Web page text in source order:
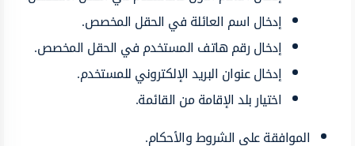
إدخال اسم العائلة في الحقل المخصص.
إدخال رقم هاتف المستخدم في الحقل المخصص.
إدخال عنوان البريد الإلكتروني للمستخدم.
اختيار بلد الإقامة من القائمة.
الموافقة على الشروط والأحكام.